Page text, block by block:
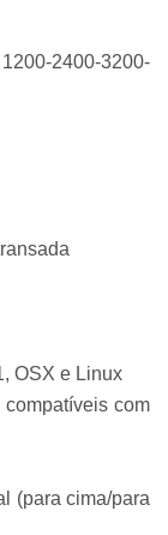
2400-3200-
OSX e Linux
com
(para cima/para